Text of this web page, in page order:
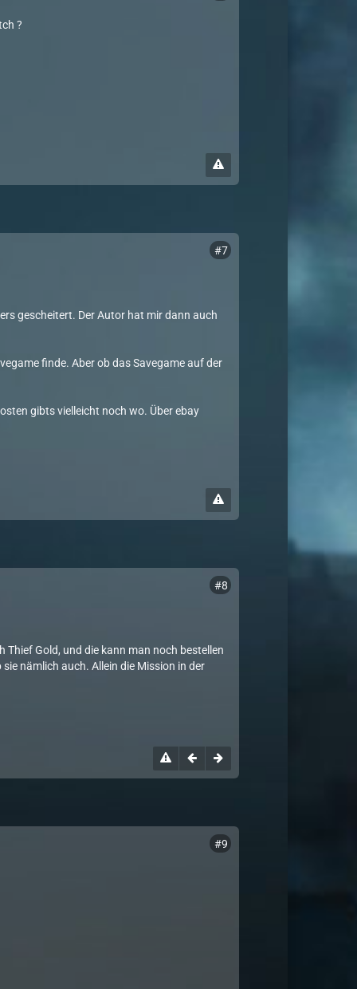
?
#7
gescheitert. Der Autor hat mir dann auch
finde. Aber ob das Savegame auf der
gibts vielleicht noch wo. Über ebay
#8
Gold, und die kann man noch bestellen
nämlich auch. Allein die Mission in der
#9